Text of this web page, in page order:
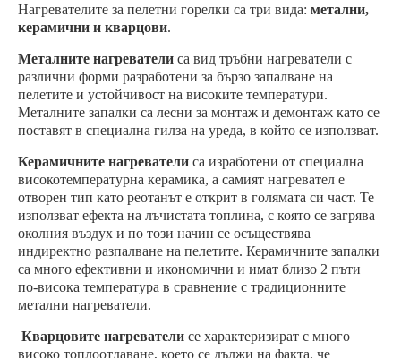
Нагревателите за пелетни горелки са три вида: метални,
керамични и кварцови.
Металните нагреватели са вид тръбни нагреватели с
различни форми разработени за бързо запалване на
пелетите и устойчивост на високите температури.
Mеталните запалки са лесни за монтаж и демонтаж като се
поставят в специална гилза на уреда, в който се използват.
Керамичните нагреватели са изработени от специална
високотемпературна керамика, а самият нагревател е
отворен тип като реотанът е открит в голямата си част. Те
използват ефекта на лъчистата топлина, с която се загрява
околния въздух и по този начин се осъществява
индиректно разпалване на пелетите. Керамичните запалки
са много ефективни и икономични и имат близо 2 пъти
по-висока температура в сравнение с традиционните
метални нагреватели.
Кварцовите нагреватели се характеризират с много
високо топлоотдаване, което се дължи на факта, че